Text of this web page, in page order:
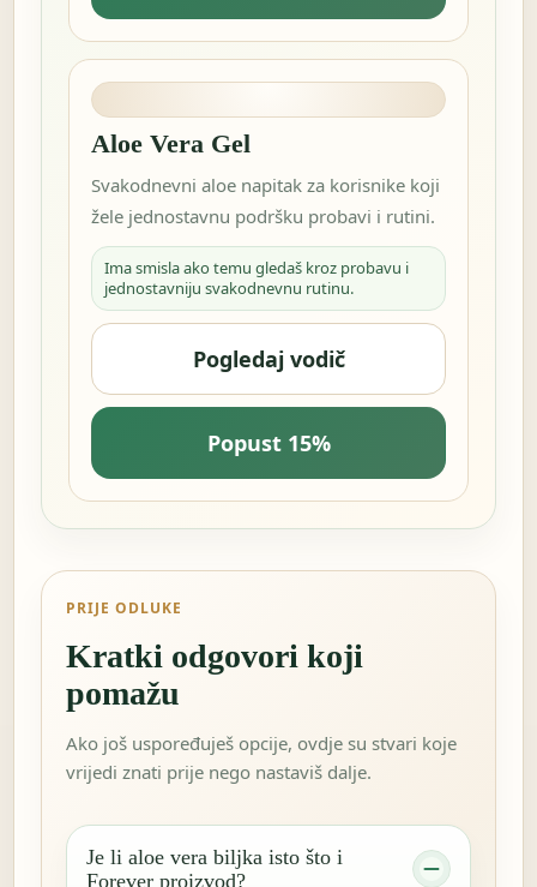
Aloe Vera Gel
Svakodnevni aloe napitak za korisnike koji
žele jednostavnu podršku probavi i rutini.
Ima smisla ako temu gledaš kroz probavu i
jednostavniju svakodnevnu rutinu.
Pogledaj vodič
Popust 15%
PRIJE ODLUKE
Kratki odgovori koji
pomažu
Ako još uspoređuješ opcije, ovdje su stvari koje
vrijedi znati prije nego nastaviš dalje.
Je li aloe vera biljka isto što i
Forever proizvod?